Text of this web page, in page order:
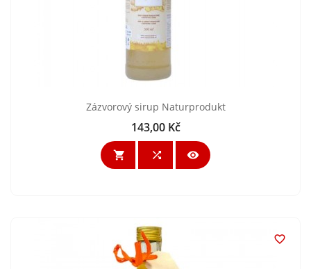
Zázvorový sirup Naturprodukt
Cena
143,00 Kč
  
